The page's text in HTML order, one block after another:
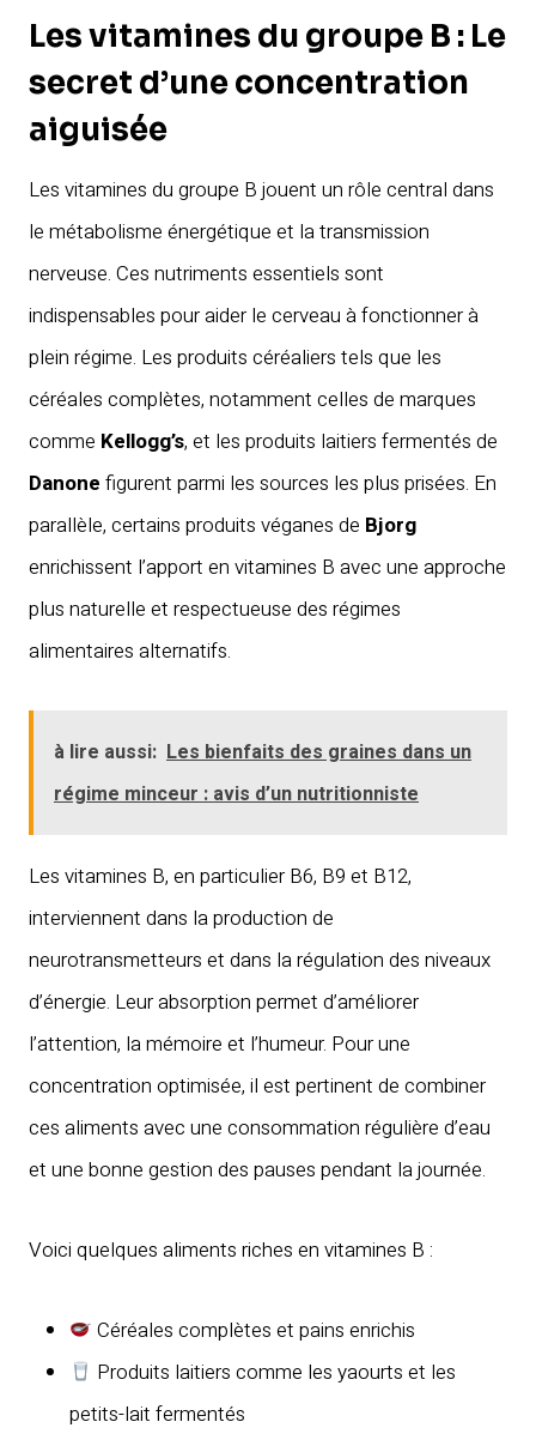
Les vitamines du groupe B : Le
secret d’une concentration
aiguisée
Les vitamines du groupe B jouent un rôle central dans
le métabolisme énergétique et la transmission
nerveuse. Ces nutriments essentiels sont
indispensables pour aider le cerveau à fonctionner à
plein régime. Les produits céréaliers tels que les
céréales complètes, notamment celles de marques
comme Kellogg’s, et les produits laitiers fermentés de
Danone figurent parmi les sources les plus prisées. En
parallèle, certains produits véganes de Bjorg
enrichissent l’apport en vitamines B avec une approche
plus naturelle et respectueuse des régimes
alimentaires alternatifs.
à lire aussi: Les bienfaits des graines dans un
régime minceur : avis d’un nutritionniste
Les vitamines B, en particulier B6, B9 et B12,
interviennent dans la production de
neurotransmetteurs et dans la régulation des niveaux
d’énergie. Leur absorption permet d’améliorer
l’attention, la mémoire et l’humeur. Pour une
concentration optimisée, il est pertinent de combiner
ces aliments avec une consommation régulière d’eau
et une bonne gestion des pauses pendant la journée.
Voici quelques aliments riches en vitamines B :
Céréales complètes et pains enrichis
Produits laitiers comme les yaourts et les
petits-lait fermentés